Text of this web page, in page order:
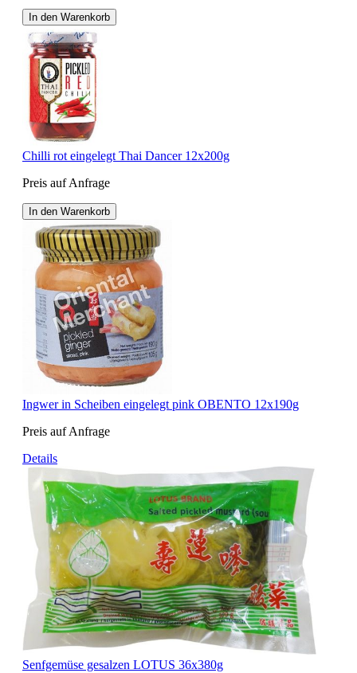
In den Warenkorb
Chilli rot eingelegt Thai Dancer 12x200g
Preis auf Anfrage
In den Warenkorb
Ingwer in Scheiben eingelegt pink OBENTO 12x190g
Preis auf Anfrage
Details
Senfgemüse gesalzen LOTUS 36x380g